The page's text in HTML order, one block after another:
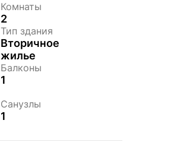
Комнаты
2
Тип здания
Вторичное
жилье
Балконы
1
Санузлы
1